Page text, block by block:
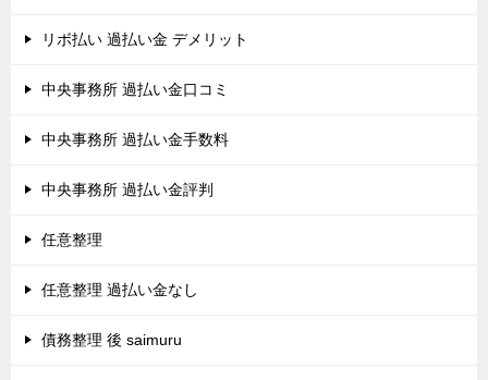
リボ払い 過払い金 デメリット
中央事務所 過払い金口コミ
中央事務所 過払い金手数料
中央事務所 過払い金評判
任意整理
任意整理 過払い金なし
債務整理 後 saimuru